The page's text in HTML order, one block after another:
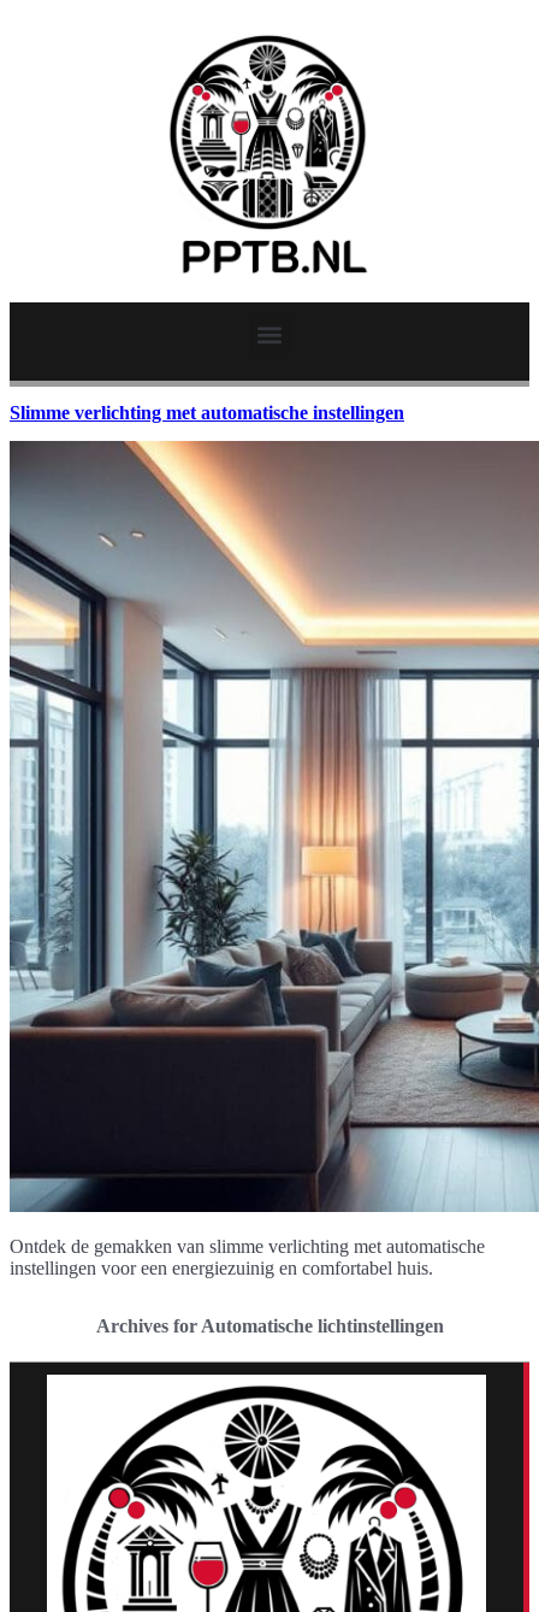
Slimme verlichting met automatische instellingen
Ontdek de gemakken van slimme verlichting met automatische
instellingen voor een energiezuinig en comfortabel huis.
Archives for Automatische lichtinstellingen